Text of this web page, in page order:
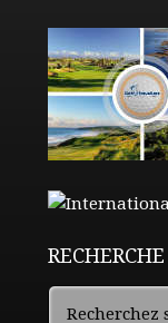
RECHERCHE